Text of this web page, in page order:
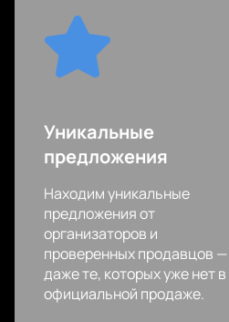
У вас есть уникальный шанс
непосредственным
шоу, ведь ваша поддержка с
спортсменов также как
Бескомпромиссная встреча
запомнится вам надолго!
Уникальные
предложения
Находим уникальные
предложения от
организаторов и
проверенных продавцов —
даже те, которых уже нет в
официальной продаже.